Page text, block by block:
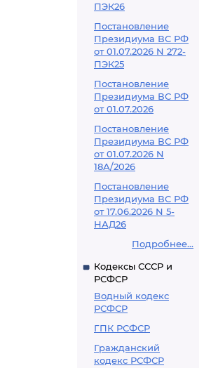
ПЭК26
Постановление
Президиума ВС РФ
от 01.07.2026 N 272-
ПЭК25
Постановление
Президиума ВС РФ
от 01.07.2026
Постановление
Президиума ВС РФ
от 01.07.2026 N
18А/2026
Постановление
Президиума ВС РФ
от 17.06.2026 N 5-
НАД26
Подробнее...
Кодексы СССР и
РСФСР
Водный кодекс
РСФСР
ГПК РСФСР
Гражданский
кодекс РСФСР